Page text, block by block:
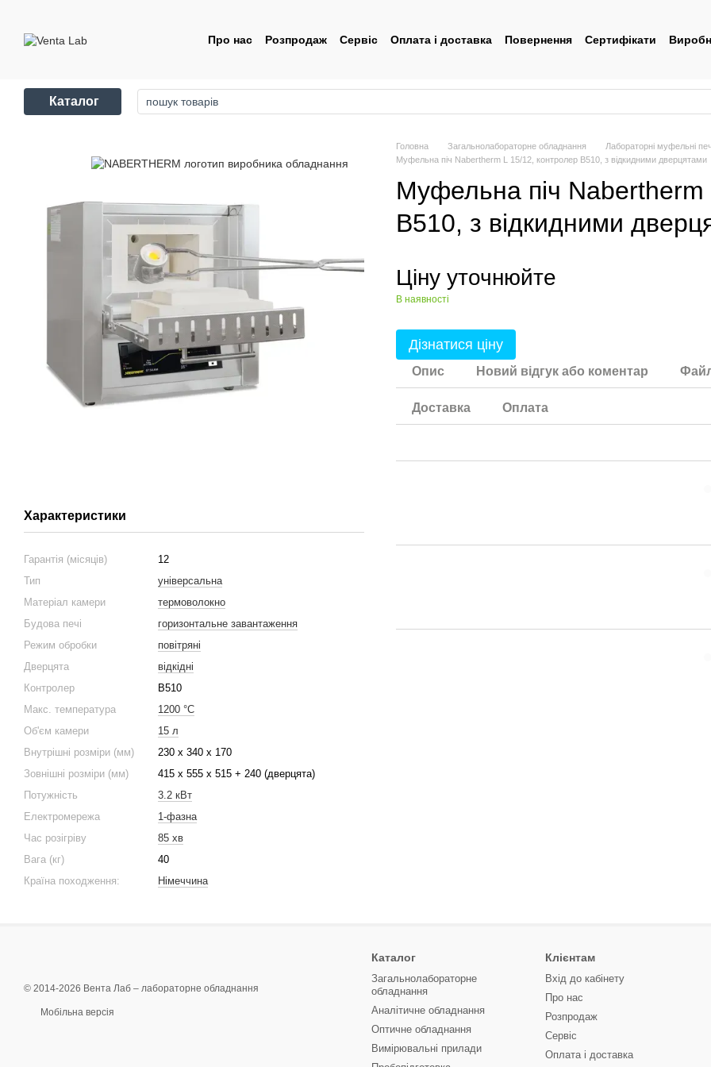
Про нас Розпродаж Сервіс Оплата і доставка Повернення Сертифікати
Каталог
Характеристики
Гарантія (місяців)
12
Тип
універсальна
Матеріал камери
термоволокно
Будова печі
горизонтальне завантаження
Режим обробки
повітряні
Дверцята
відкідні
Контролер
B510
Макс. температура
1200 °C
Об'єм камери
15 л
Внутрішні розміри (мм)
230 x 340 x 170
Зовнішні розміри (мм)
415 x 555 x 515 + 240 (дверцята)
Потужність
3.2 кВт
Електромережа
1-фазна
Час розігріву
85 хв
Вага (кг)
40
Країна походження:
Німеччина
Головна Загальнолабораторне обладнання
Лабораторні муфельні
Муфельна піч Nabertherm L 15/12, контролер В510, з відкидними дверцятами
Муфельна піч
В510, з відкидними
Ціну уточнюйте
В наявності
Дізнатися ціну
Опис Новий відгук або коментар
Доставка Оплата
© 2014-2026 Вента Лаб – лабораторне обладнання
Мобільна версія
Каталог
Загальнолабораторне
обладнання
Аналітичне обладнання
Оптичне обладнання
Вимірювальні прилади
Клієнтам
Вхід до кабінету
Про нас
Розпродаж
Сервіс
Оплата і доставка